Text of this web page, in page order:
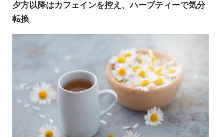
夕方以降はカフェインを控え、ハーブティーで気分
転換